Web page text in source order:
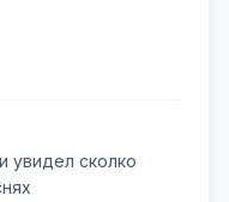
увидел сколко